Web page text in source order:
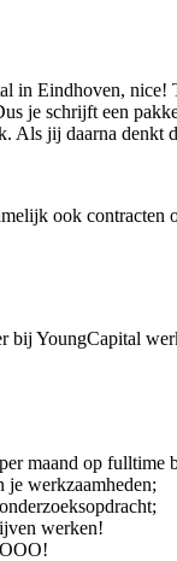
in Eindhoven,
je schrijft een
Als jij daarna
ook
bij YoungCapital
maand op fulltime
werkzaamheden;
werken!